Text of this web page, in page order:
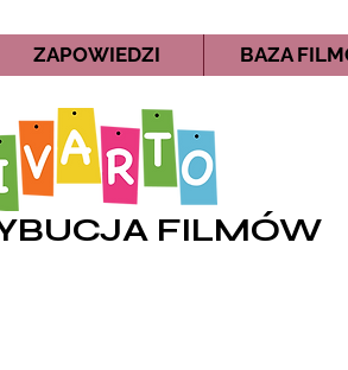
ZAPOWIEDZI BAZA
FILMÓW